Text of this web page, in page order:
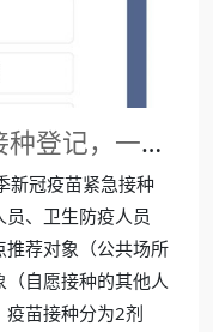
浙江绍兴开放新冠疫苗接种登记，一针200元
新冠疫苗紧急接种
、卫生防疫人员
荐对象（公共场所
自愿接种的其他人
苗接种分为2剂